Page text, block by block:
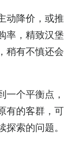
动降价，或推
率，精致汉堡
稍有不慎还会
一个平衡点，
有的客群，可
索的问题。